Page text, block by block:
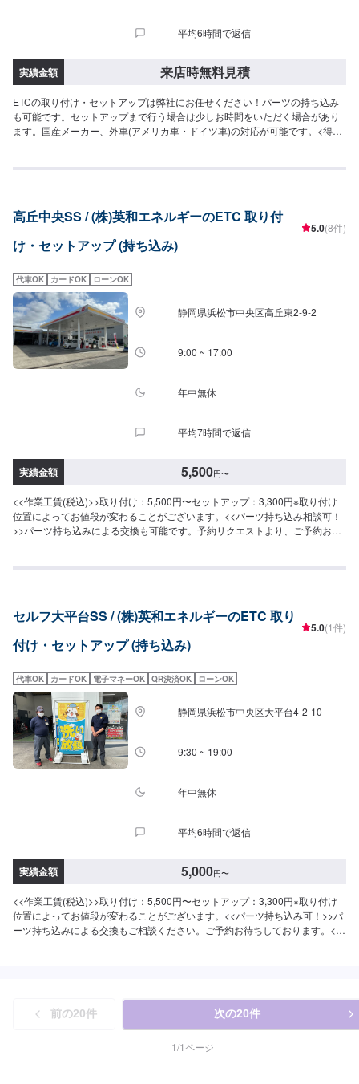
平均6時間で返信
実績金額 来店時無料見積
ETCの取り付け・セットアップは弊社にお任せください！パーツの持ち込み
も可能です。セットアップまで行う場合は少しお時間をいただく場合があり
ます。国産メーカー、外車(アメリカ車・ドイツ車)の対応が可能です。<得意
すので、ご予約をお待ちしております。カスタム(合法のもの)も自信を持って
も得意としておりますので、弊社にお任せください。
高丘中央SS / (株)英和エネルギーのETC 取り付
け・セットアップ (持ち込み)
5.0(8件)
代車OK カードOK ローンOK
静岡県浜松市中央区高丘東2-9-2
9:00 ~ 17:00
年中無休
平均7時間で返信
実績金額 5,500円〜
<<作業工賃(税込)>>取り付け：5,500円〜セットアップ：3,300円※取り付け
位置によってお値段が変わることがございます。<<パーツ持ち込み相談可！
>>パーツ持ち込みによる交換も可能です。予約リクエストより、ご予約お待
セルフ大平台SS / (株)英和エネルギーのETC 取り
付け・セットアップ (持ち込み)
5.0(1件)
代車OK カードOK 電子マネーOK QR決済OK ローンOK
静岡県浜松市中央区大平台4-2-10
9:30 ~ 19:00
年中無休
平均6時間で返信
実績金額 5,000円〜
<<作業工賃(税込)>>取り付け：5,500円〜セットアップ：3,300円※取り付け
位置によってお値段が変わることがございます。<<パーツ持ち込み可！>>パ
ーツ持ち込みによる交換もご相談ください。ご予約お待ちしております。<<
前の20件 次の20件
1/1ページ